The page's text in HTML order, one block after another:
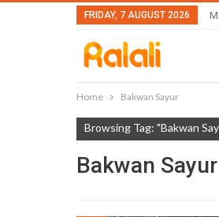
FRIDAY, 7 AUGUST 2026
Home Bakwan Sayur
Browsing Tag: "Bakwan
Bakwan Sayur